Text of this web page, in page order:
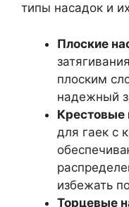
типы насадок и
Плоские
плоским
надежный
Крестовые
для гаек с
избежать
Торцевые